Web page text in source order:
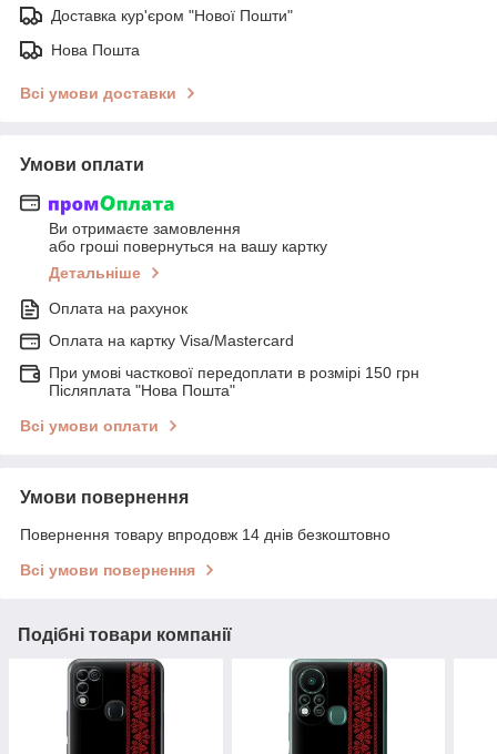
Доставка кур'єром "Нової Пошти"
Нова Пошта
Всі умови доставки
Умови оплати
Ви отримаєте замовлення
або гроші повернуться на вашу картку
Детальніше
Оплата на рахунок
Оплата на картку Visa/Mastercard
При умові часткової передоплати в розмірі 150 грн
Післяплата "Нова Пошта"
Всі умови оплати
Умови повернення
Повернення товару впродовж 14 днів безкоштовно
Всі умови повернення
Подібні товари компанії